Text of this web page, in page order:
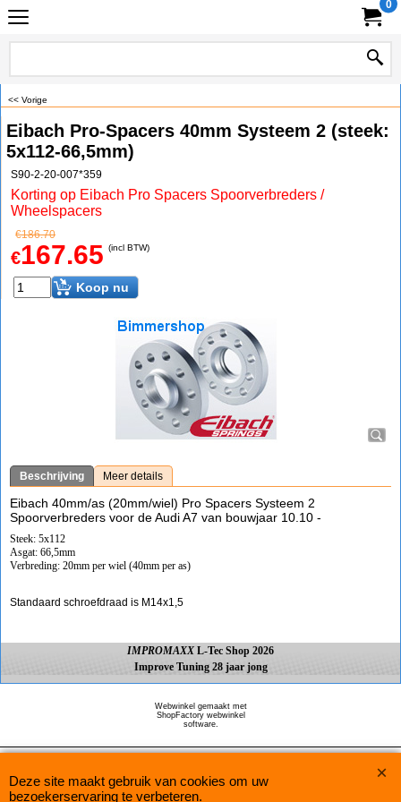
0
<< Vorige
Eibach Pro-Spacers 40mm Systeem 2 (steek:
5x112-66,5mm)
S90-2-20-007*359
Korting op Eibach Pro Spacers Spoorverbreders /
Wheelspacers
€186.70
€167.65 (incl BTW)
Koop nu
Beschrijving Meer details
Eibach 40mm/as (20mm/wiel) Pro Spacers Systeem 2
Spoorverbreders voor de Audi A7 van bouwjaar 10.10 -
Steek: 5x112
Asgat: 66,5mm
Verbreding: 20mm per wiel (40mm per as)
Standaard schroefdraad is M14x1,5
IMPROMAXX L-Tec Shop 2026
Improve Tuning 28 jaar jong
Webwinkel gemaakt met
ShopFactory webwinkel
software.
Deze site maakt gebruik van cookies om uw
bezoekerservaring te verbeteren.